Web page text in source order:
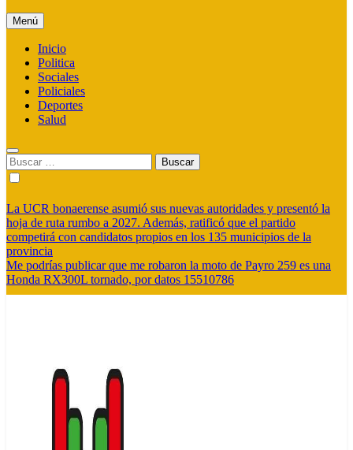
Menú
Inicio
Politica
Sociales
Policiales
Deportes
Salud
Buscar:
La UCR bonaerense asumió sus nuevas autoridades y presentó la
hoja de ruta rumbo a 2027. Además, ratificó que el partido
competirá con candidatos propios en los 135 municipios de la
provincia
Me podrías publicar que me robaron la moto de Payro 259 es una
Honda RX300L tornado, por datos 15510786